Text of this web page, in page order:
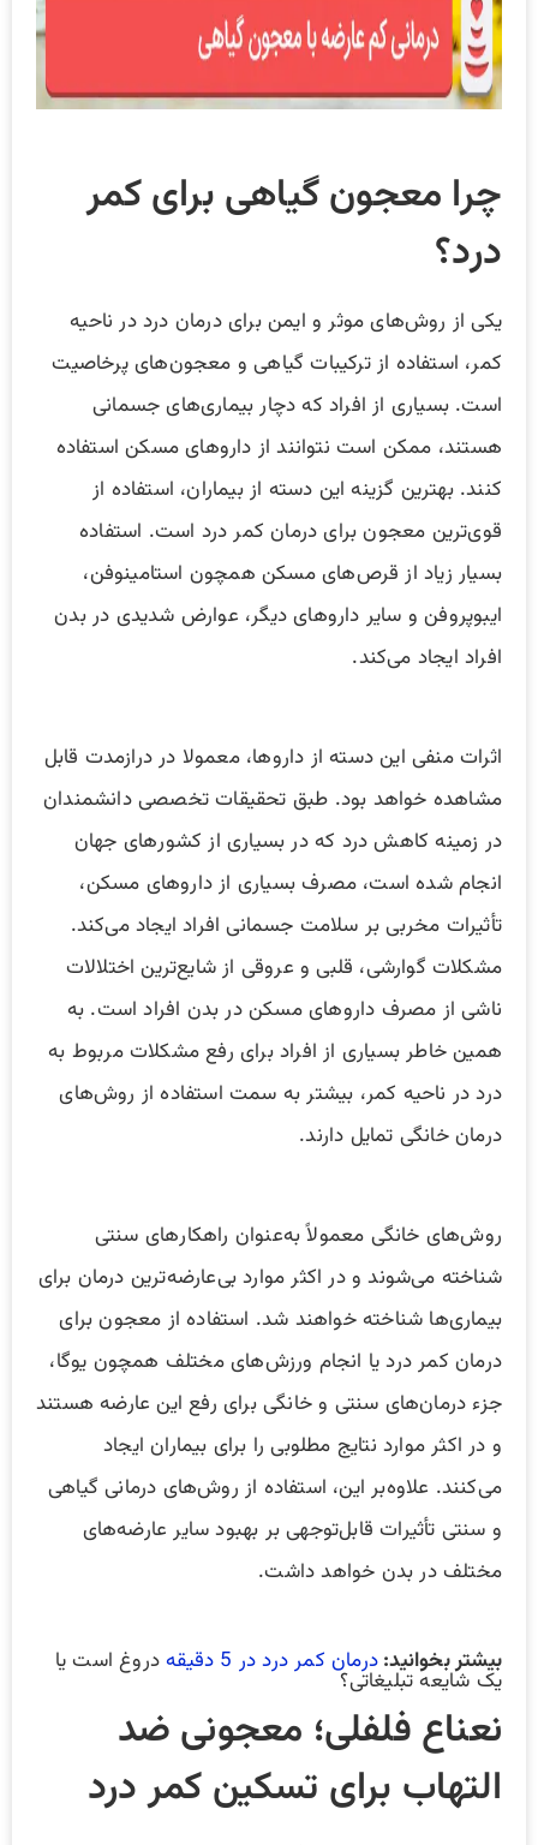
چرا معجون گیاهی برای کمر
درد؟
یکی از روش‌های موثر و ایمن برای درمان درد در ناحیه
کمر، استفاده از ترکیبات گیاهی و معجون‌های پرخاصیت
است. بسیاری از افراد که دچار بیماری‌های جسمانی
هستند، ممکن است نتوانند از دارو‌های مسکن استفاده
کنند. بهترین گزینه این دسته از بیماران، استفاده از
قوی‌ترین معجون برای درمان کمر درد است. استفاده
بسیار زیاد از قرص‌های مسکن همچون استامینوفن،
ایبوپروفن و سایر دارو‌های دیگر، عوارض شدیدی در بدن
افراد ایجاد می‌کند.
اثرات منفی این دسته از دارو‌ها، معمولا در درازمدت قابل
مشاهده خواهد بود. طبق تحقیقات تخصصی دانشمندان
در زمینه کاهش درد که در بسیاری از کشور‌های جهان
انجام شده است، مصرف بسیاری از دارو‌های مسکن،
تأثیرات مخربی بر سلامت جسمانی افراد ایجاد می‌کند.
مشکلات گوارشی، قلبی و عروقی از شایع‌ترین اختلالات
ناشی از مصرف دارو‌های مسکن در بدن افراد است. به
همین خاطر بسیاری از افراد برای رفع مشکلات مربوط به
درد در ناحیه‌ کمر، بیشتر به سمت استفاده از روش‌های
درمان خانگی تمایل دارند.
روش‌های خانگی معمولاً به‌عنوان راهکار‌های سنتی
شناخته می‌شوند و در اکثر موارد بی‌عارضه‌ترین درمان برای
بیماری‌ها شناخته خواهند شد. استفاده از معجون برای
درمان کمر درد یا انجام ورزش‌‌های مختلف همچون یوگا،
جزء درمان‌های سنتی و خانگی برای رفع این عارضه هستند
و در اکثر موارد نتایج مطلوبی را برای بیماران ایجاد
می‌کنند. علاوه‌بر این، استفاده از روش‌های درمانی گیاهی
و سنتی تأثیرات قابل‌توجهی بر بهبود سایر عارضه‌های
مختلف در بدن خواهد داشت.
بیشتر بخوانید:درمان کمر درد در 5 دقیقه دروغ است یا
یک شایعه تبلیغاتی؟
نعناع فلفلی؛ معجونی ضد
التهاب برای تسکین کمر درد